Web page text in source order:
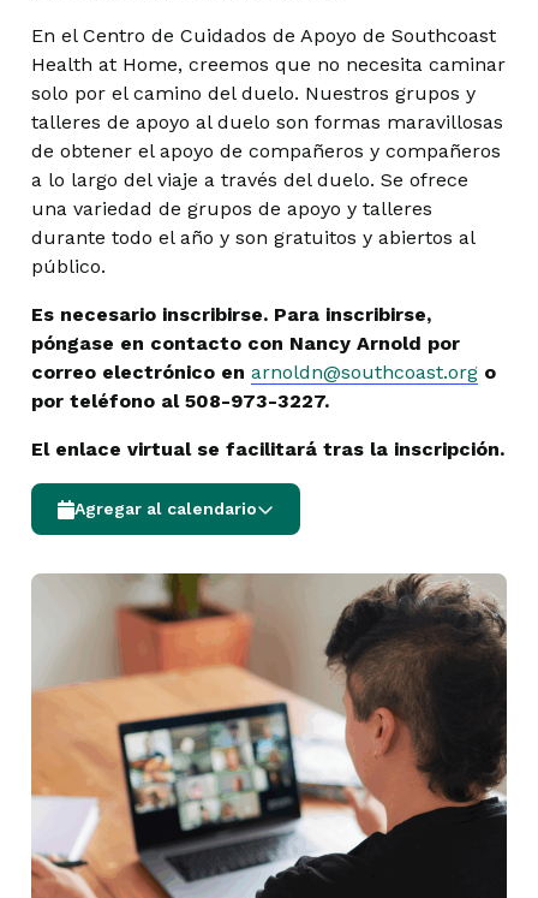
En el Centro de Cuidados de Apoyo de Southcoast
Health at Home, creemos que no necesita caminar
solo por el camino del duelo. Nuestros grupos y
talleres de apoyo al duelo son formas maravillosas
de obtener el apoyo de compañeros y compañeros
a lo largo del viaje a través del duelo. Se ofrece
una variedad de grupos de apoyo y talleres
durante todo el año y son gratuitos y abiertos al
público.
Es necesario inscribirse. Para inscribirse,
póngase en contacto con Nancy Arnold por
correo electrónico en arnoldn@southcoast.org o
por teléfono al 508-973-3227.
El enlace virtual se facilitará tras la inscripción.
Agregar al calendario